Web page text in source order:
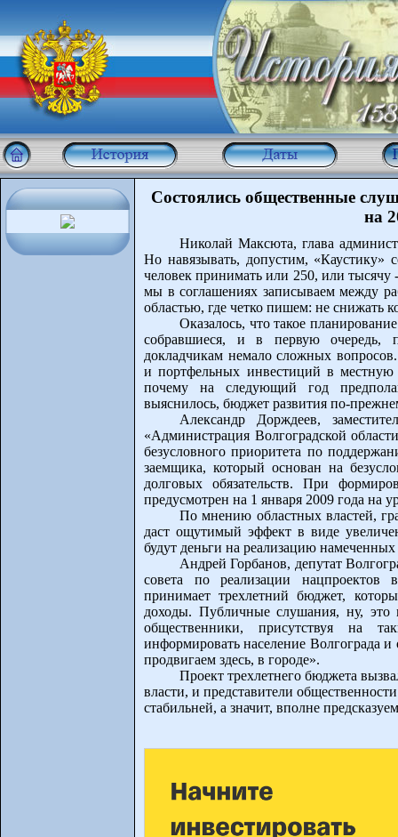
Состоялись общественные
на
Николай Максюта, глава
Но навязывать, допустим,
человек принимать или 250, или тысячу
мы в соглашениях записываем между
областью, где четко пишем: не снижать
Оказалось, что такое
собравшиеся, и в первую очередь,
докладчикам немало сложных
и портфельных инвестиций в местную
почему на следующий год
выяснилось, бюджет развития по-
Александр Дорждеев,
«Администрация Волгоградской
безусловного приоритета по
заемщика, который основан на
долговых обязательств. При
предусмотрен на 1 января 2009 года на
По мнению областных властей,
даст ощутимый эффект в виде
будут деньги на реализацию
Андрей Горбанов, депутат
совета по реализации нацпроектов
принимает трехлетний бюджет,
доходы. Публичные слушания, ну, это
общественники, присутствуя на
информировать население Волгограда
продвигаем здесь, в городе».
Проект трехлетнего бюджета
власти, и представители
стабильней, а значит, вполне